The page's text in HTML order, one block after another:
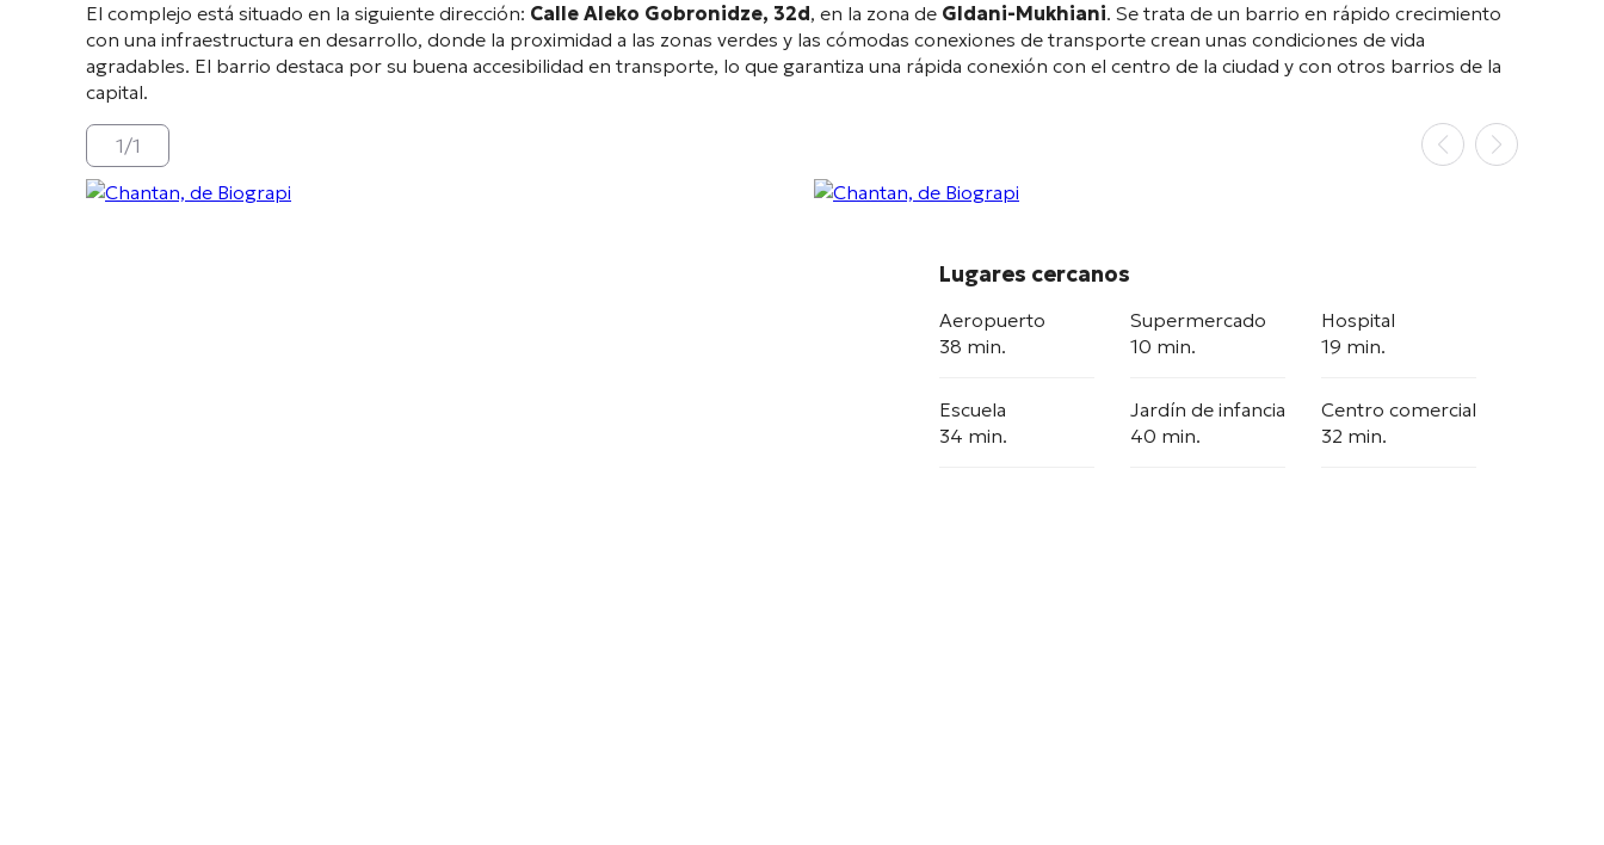
El complejo está situado en la siguiente dirección: Calle Aleko Gobronidze, 32d, en la zona de Gldani-Mukhiani. Se trata de un barrio en rápido crecimiento
con una infraestructura en desarrollo, donde la proximidad a las zonas verdes y las cómodas conexiones de transporte crean unas condiciones de vida
agradables. El barrio destaca por su buena accesibilidad en transporte, lo que garantiza una rápida conexión con el centro de la ciudad y con otros barrios de la
capital.
1/1
Lugares cercanos
Aeropuerto
38 min.
Supermercado
10 min.
Hospital
19 min.
Escuela
34 min.
Jardín de infancia
40 min.
Centro comercial
32 min.